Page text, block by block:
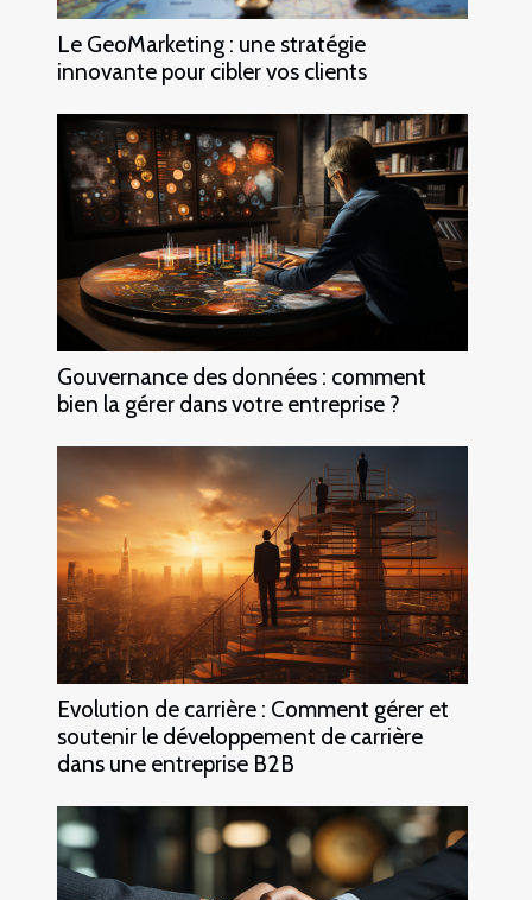
Le GeoMarketing : une stratégie
innovante pour cibler vos clients
Gouvernance des données : comment
bien la gérer dans votre entreprise ?
Evolution de carrière : Comment gérer et
soutenir le développement de carrière
dans une entreprise B2B